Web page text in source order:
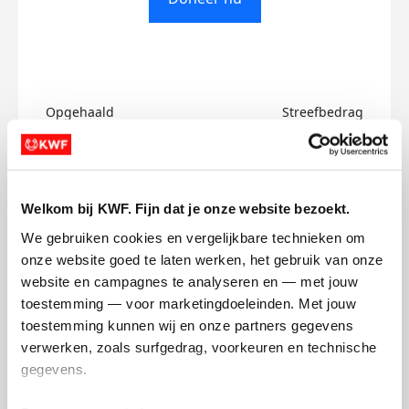
Welkom bij KWF. Fijn dat je onze website bezoekt.
We gebruiken cookies en vergelijkbare technieken om
onze website goed te laten werken, het gebruik van onze
website en campagnes te analyseren en — met jouw
toestemming — voor marketingdoeleinden. Met jouw
toestemming kunnen wij en onze partners gegevens
verwerken, zoals surfgedrag, voorkeuren en technische
gegevens.
Opgehaald
€0
Streefbedrag
€500
Kim's badges